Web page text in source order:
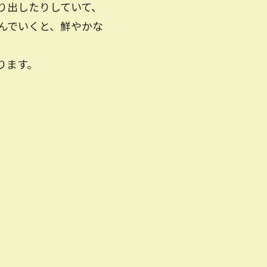
したりしていて、
でいくと、鮮やかな
す。